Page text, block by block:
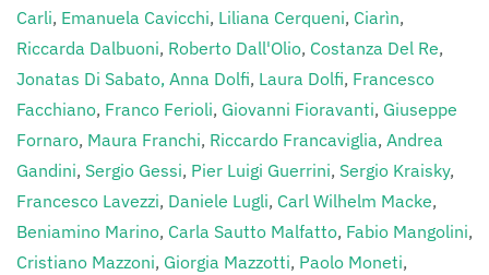
Carli, Emanuela Cavicchi, Liliana Cerqueni, Ciarìn,
Riccarda Dalbuoni, Roberto Dall'Olio, Costanza Del Re,
Jonatas Di Sabato, Anna Dolfi, Laura Dolfi, Francesco
Facchiano, Franco Ferioli, Giovanni Fioravanti, Giuseppe
Fornaro, Maura Franchi, Riccardo Francaviglia, Andrea
Gandini, Sergio Gessi, Pier Luigi Guerrini, Sergio Kraisky,
Francesco Lavezzi, Daniele Lugli, Carl Wilhelm Macke,
Beniamino Marino, Carla Sautto Malfatto, Fabio Mangolini,
Cristiano Mazzoni, Giorgia Mazzotti, Paolo Moneti,